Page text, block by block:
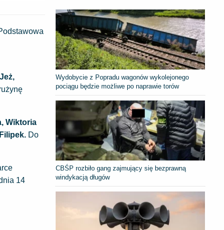
Wiktoria
Do
14
Wydobycie z Popradu wagonów wykolejonego
pociągu będzie możliwe po naprawie torów
CBŚP rozbiło gang zajmujący się bezprawną
windykacją długów